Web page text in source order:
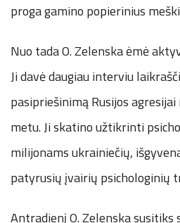
proga gamino popierinius
Nuo tada O. Zelenska ėmė
Ji davė daugiau interviu
pasipriešinimą Rusijos
metu. Ji skatino užtikrinti
milijonams ukrainiečių,
patyrusių įvairių psichologinių
Antradienį O. Zelenska susitiks